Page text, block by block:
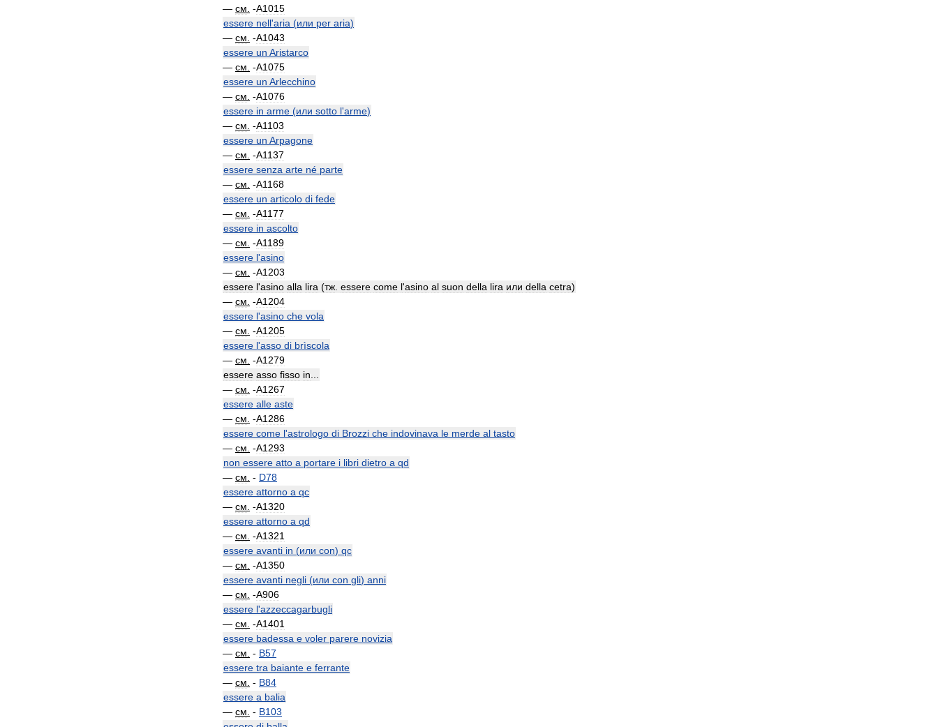
— см -A1015
essere nell'aria (или per aria)
— см -A1043
essere un Aristarco
— см -A1075
essere un Arlecchino
— см -A1076
essere in arme (или sotto l'arme)
— см -A1103
essere un Arpagone
— см -A1137
essere senza arte né parte
— см -A1168
essere un articolo di fede
— см -A1177
essere in ascolto
— см -A1189
essere l'asino
— см -A1203
essere l'asino alla lira (тж essere come l'asino al suon della lira или della cetra)
— см -A1204
essere l'asino che vola
— см -A1205
essere l'asso di brìscola
— см -A1279
essere asso fisso in
— см -A1267
essere alle aste
— см -A1286
essere come l'astrologo di Brozzi che indovinava le merde al tasto
— см -A1293
non essere atto a portare i libri dietro a qd
— см - D78
essere attorno a qc
— см -A1320
essere attorno a qd
— см -A1321
essere avanti in (или con) qc
— см -A1350
essere avanti negli (или con gli) anni
— см -A906
essere l'azzeccagarbugli
— см -A1401
essere badessa e voler parere novizia
— см - B57
essere tra baiante e ferrante
— см - B84
essere a balia
— см - B103